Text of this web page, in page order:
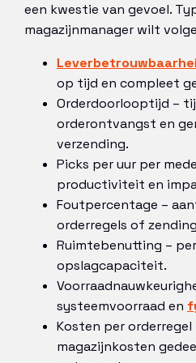
een kwestie van gevoel.
magazijnmanager wilt
op tijd en compleet
Orderdoorlooptijd –
orderontvangst en
verzending.
Picks per uur per
productiviteit en
Foutpercentage –
orderregels of
Ruimtebenutting –
opslagcapaciteit.
systeemvoorraad en
Kosten per
magazijnkosten